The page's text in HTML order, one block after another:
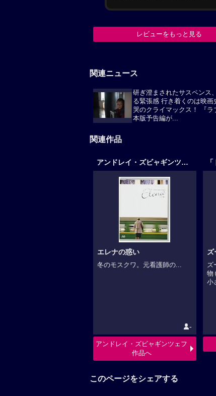
レビューをもっと見る
関連ニュース
研ぎ澄まされたサスペンス
る緊張感 行き着くのは映画
哭のクライマックス！ 『ラ
本版予告編が...
関連作品
アンドレイ・ズビャギンツェフ作品
エレナの惑い
冬のモスクワ。元看護師の...
-
アンドレイ・ズビャギンツェフ
作品へ
ズ
物
小
このページをシェアする